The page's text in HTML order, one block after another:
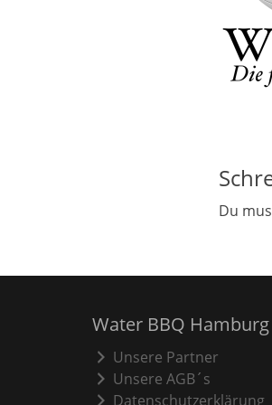
Du
Water BBQ Hamburg
Unsere Partner
Unsere AGB´s
Datenschutzerklärung